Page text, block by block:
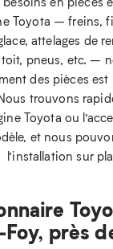
Toyota – freins,
attelages de
pneus, etc. –
des pièces est
trouvons
Toyota ou
et nous
l’installation sur
près